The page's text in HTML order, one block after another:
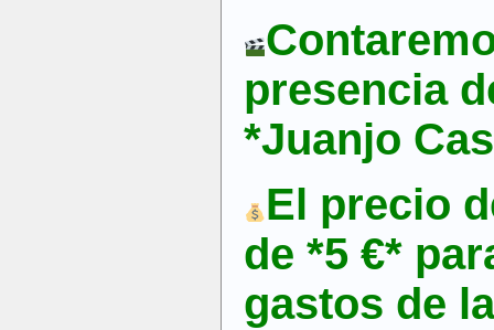
presencia
*Juanjo
El precio
de *5 €*
gastos de